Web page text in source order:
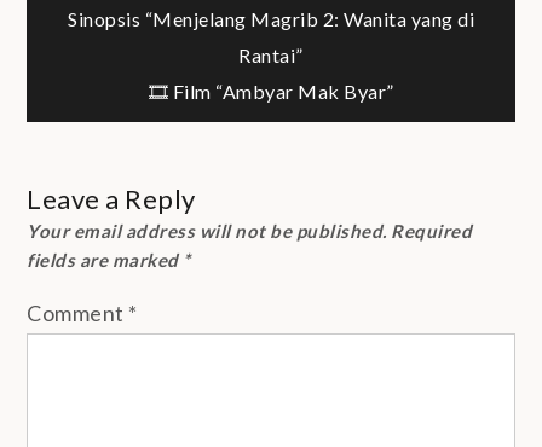
Post
navigation
Sinopsis “Menjelang Magrib 2: Wanita yang di
Rantai”
🎞 Film “Ambyar Mak Byar”
Leave a Reply
Your email address will not be published. Required
fields are marked *
Comment *